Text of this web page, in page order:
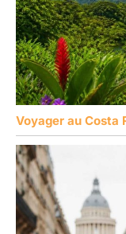
Voyager au Costa